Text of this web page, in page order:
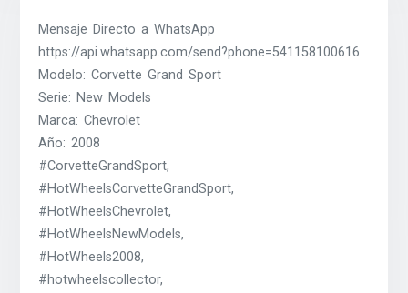
Mensaje Directo a WhatsApp
https://api.whatsapp.com/send?phone=541158100616
Modelo: Corvette Grand Sport
Serie: New Models
Marca: Chevrolet
Año: 2008
#CorvetteGrandSport,
#HotWheelsCorvetteGrandSport,
#HotWheelsChevrolet,
#HotWheelsNewModels,
#HotWheels2008,
#hotwheelscollector,